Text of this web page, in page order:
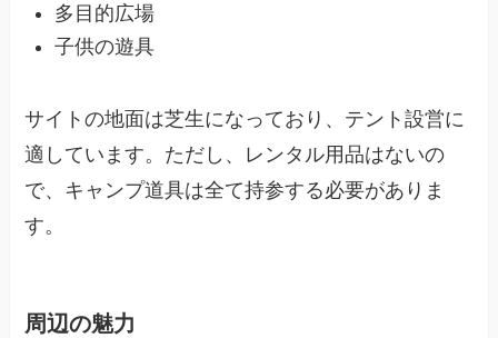
多目的広場
子供の遊具
サイトの地面は芝生になっており、テント設営に
適しています。ただし、レンタル用品はないの
で、キャンプ道具は全て持参する必要がありま
す。
周辺の魅力